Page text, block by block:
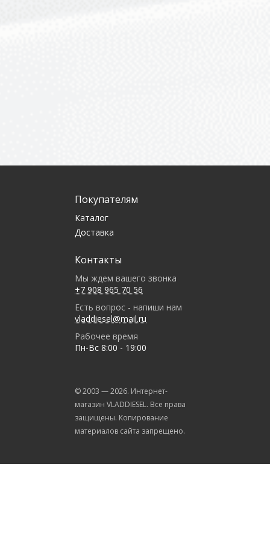
Покупателям
Каталог
Доставка
Контакты
Мы ждем вашего звонка
+7 908 965 70 56
Есть вопрос - напиши нам
vladdiesel@mail.ru
Рабочее время
Пн-Вс 8:00 - 19:00
© 2003 —2026. Интернет-
магазин VLADDIESEL. Все права
защищены. Копирование
материалов сайта запрещено.